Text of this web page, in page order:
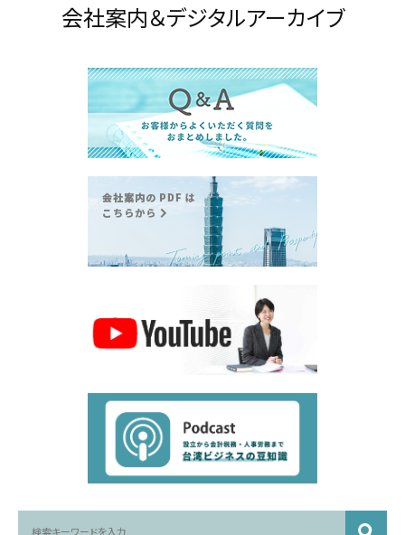
会社案内＆デジタルアーカイブ